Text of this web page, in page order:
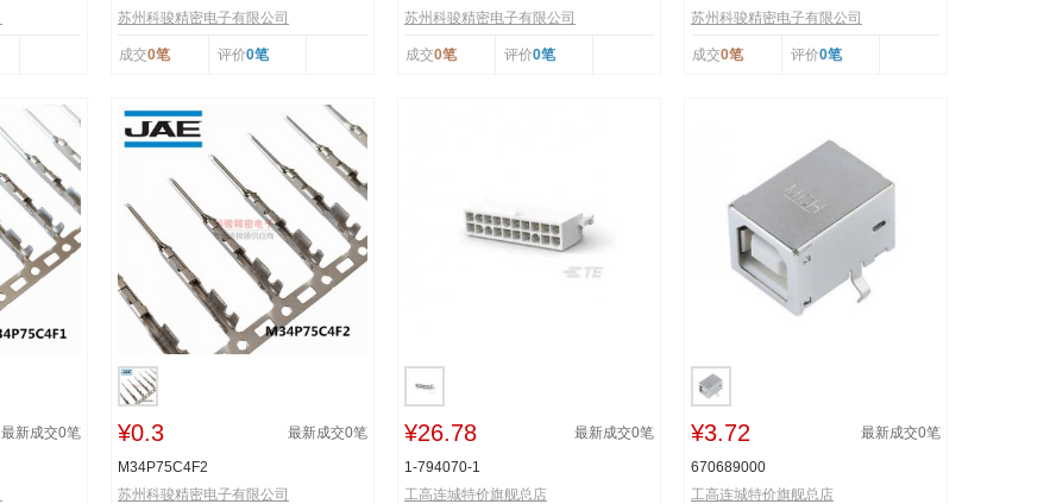
苏州科骏精密电子有限公司
成交0笔 评价0笔
苏州科骏精密电子有限公司
成交0笔 评价0笔
苏州科骏精密电子有限公司
成交0笔 评价0笔
最新成交0笔 ¥0.3 最新成交0笔
M34P75C4F2
苏州科骏精密电子有限公司
¥26.78 最新成交0笔
1-794070-1
工高连城特价旗舰总店
¥3.72 最新成交0笔
670689000
工高连城特价旗舰总店